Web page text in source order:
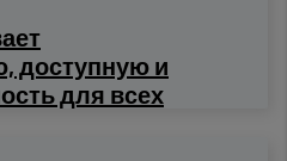
доступную и
для всех